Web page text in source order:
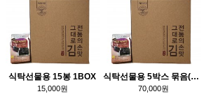
식탁선물용 15봉 1BOX
15,000원
식탁선물용 5박스 묶음(할인 이벤트)
70,000원